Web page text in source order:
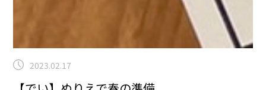
2023.02.17